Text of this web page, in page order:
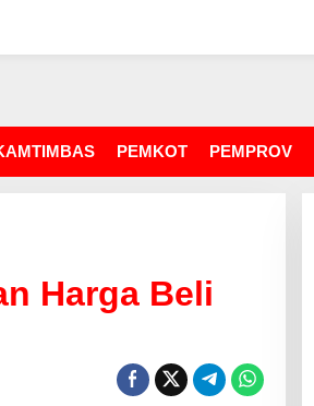
PEMKOT PEMPROV
Harga Beli